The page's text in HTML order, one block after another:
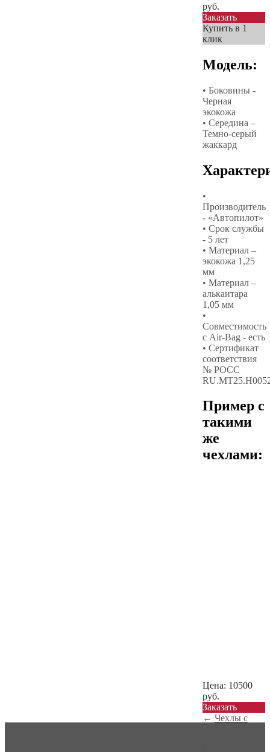
руб.
Заказать
Купить в 1
клик
Модель:
• Боковины -
Черная
экокожа
• Середина –
Темно-серый
жаккард
•
Производитель
- «Автопилот»
• Срок службы
- 5 лет
• Материал –
экокожа 1,25
мм
• Материал –
алькантара
1,05 мм
•
Совместимость
с Air-Bag - есть
• Сертификат
соответствия
№ РОСС
Пример с
такими
же
чехлами:
Цена: 10500
руб.
Заказать
← Чехлы с